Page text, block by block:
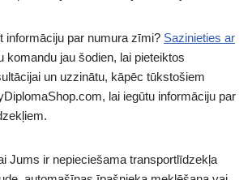
informāciju par numura zīmi? Sazinieties ar
komandu jau šodien, lai pieteiktos
un uzzinātu, kāpēc tūkstošiem
lai iegūtu informāciju par
Jums ir nepieciešama transportlīdzekļa